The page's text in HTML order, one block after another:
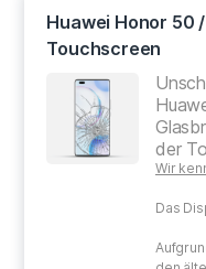
Huawei Honor 50
Touchscreen
der
Wir
Das